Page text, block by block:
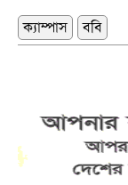
ক্যাম্পাস
ববি